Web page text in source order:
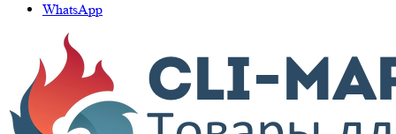
WhatsApp